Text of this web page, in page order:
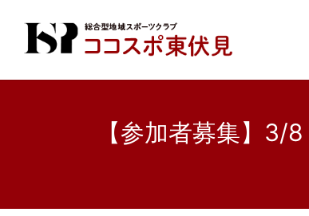
【参加者募集】